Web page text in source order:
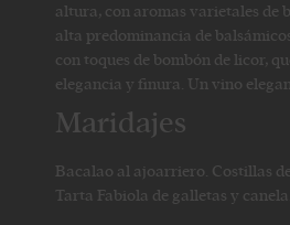
altura, con aromas varietales de
alta predominancia de
con toques de bombón de licor,
elegancia y finura. Un vino
Maridajes
Bacalao al ajoarriero. Costillas
Tarta Fabiola de galletas y canela.